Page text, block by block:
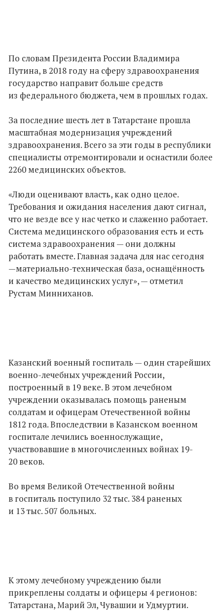
По словам Президента России Владимира
Путина, в 2018 году на сферу здравоохранения
государство направит больше средств
из федерального бюджета, чем в прошлых годах.
За последние шесть лет в Татарстане прошла
масштабная модернизация учреждений
здравоохранения. Всего за эти годы в республики
специалисты отремонтировали и оснастили более
2260 медицинских объектов.
«Люди оценивают власть, как одно целое.
Требования и ожидания населения дают сигнал,
что не везде все у нас четко и слаженно работает.
Система медицинского образования есть и есть
система здравоохранения — они должны
работать вместе. Главная задача для нас сегодня
—материально-техническая база, оснащённость
и качество медицинских услуг», — отметил
Рустам Минниханов.
Казанский военный госпиталь — один старейших
военно-лечебных учреждений России,
построенный в 19 веке. В этом лечебном
учреждении оказывалась помощь раненым
солдатам и офицерам Отечественной войны
1812 года. Впоследствии в Казанском военном
госпитале лечились военнослужащие,
участвовавшие в многочисленных войнах 19-
20 веков.
Во время Великой Отечественной войны
в госпиталь поступило 32 тыс. 384 раненых
и 13 тыс. 507 больных.
К этому лечебному учреждению были
прикреплены солдаты и офицеры 4 регионов:
Татарстана, Марий Эл, Чувашии и Удмуртии.